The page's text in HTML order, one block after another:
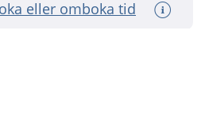
eller omboka tid